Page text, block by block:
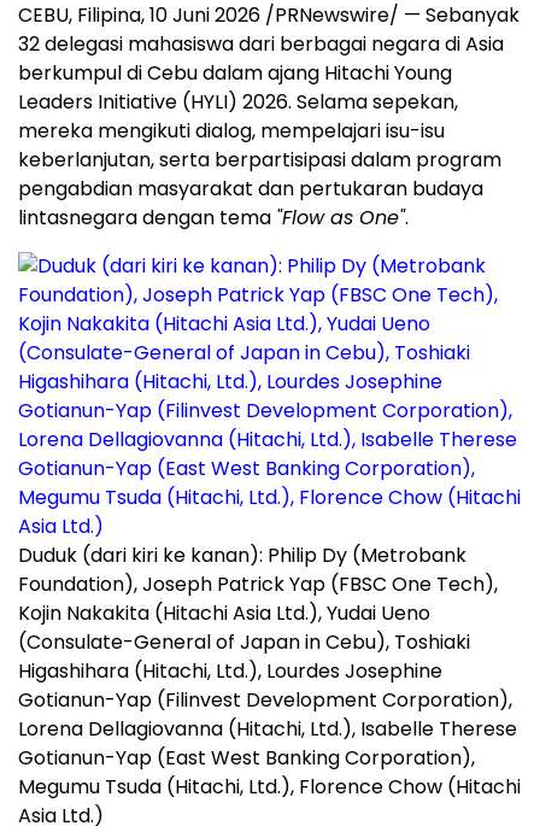
CEBU, Filipina, 10 Juni 2026 /PRNewswire/ — Sebanyak
32 delegasi mahasiswa dari berbagai negara di Asia
berkumpul di Cebu dalam ajang Hitachi Young
Leaders Initiative (HYLI) 2026. Selama sepekan,
mereka mengikuti dialog, mempelajari isu-isu
keberlanjutan, serta berpartisipasi dalam program
pengabdian masyarakat dan pertukaran budaya
lintasnegara dengan tema "Flow as One".
Duduk (dari kiri ke kanan): Philip Dy (Metrobank
Foundation), Joseph Patrick Yap (FBSC One Tech),
Kojin Nakakita (Hitachi Asia Ltd.), Yudai Ueno
(Consulate-General of Japan in Cebu), Toshiaki
Higashihara (Hitachi, Ltd.), Lourdes Josephine
Gotianun-Yap (Filinvest Development Corporation),
Lorena Dellagiovanna (Hitachi, Ltd.), Isabelle Therese
Gotianun-Yap (East West Banking Corporation),
Megumu Tsuda (Hitachi, Ltd.), Florence Chow (Hitachi
Asia Ltd.)